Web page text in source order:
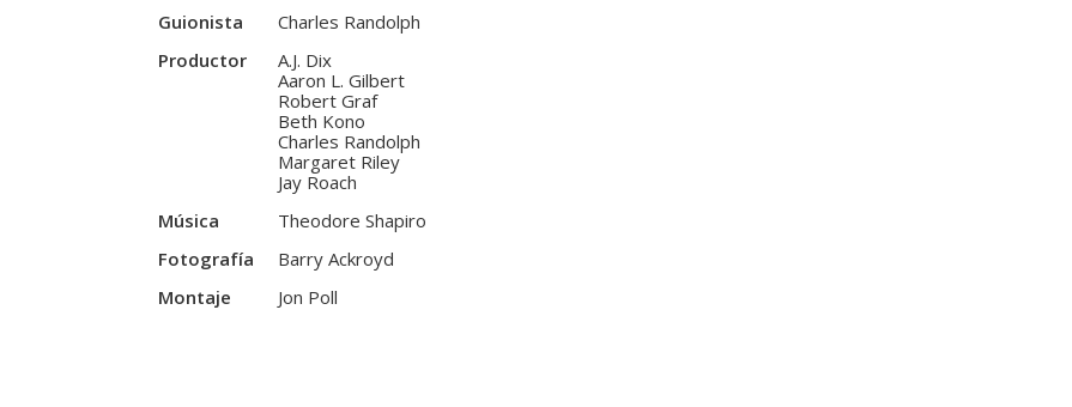
Guionista
Charles Randolph
Productor
A.J. Dix
Aaron L. Gilbert
Robert Graf
Beth Kono
Charles Randolph
Margaret Riley
Jay Roach
Música
Theodore Shapiro
Fotografía
Barry Ackroyd
Montaje
Jon Poll